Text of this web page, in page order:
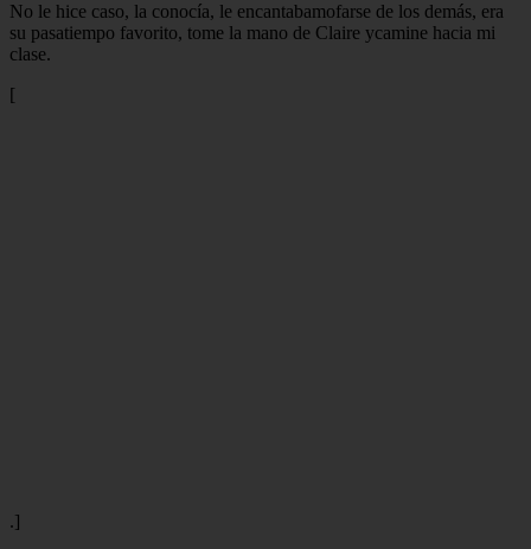
No le hice caso, la conocía, le encantabamofarse de los demás, era
su pasatiempo favorito, tome la mano de Claire ycamine hacia mi
clase.
[
.]